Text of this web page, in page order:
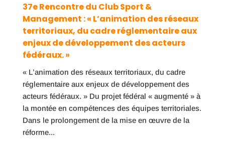
37e Rencontre du Club Sport &
Management : « L’animation des réseaux
territoriaux, du cadre réglementaire aux
enjeux de développement des acteurs
fédéraux. »
« L’animation des réseaux territoriaux, du cadre
réglementaire aux enjeux de développement des
acteurs fédéraux. » Du projet fédéral « augmenté » à
la montée en compétences des équipes territoriales.
Dans le prolongement de la mise en œuvre de la
réforme...